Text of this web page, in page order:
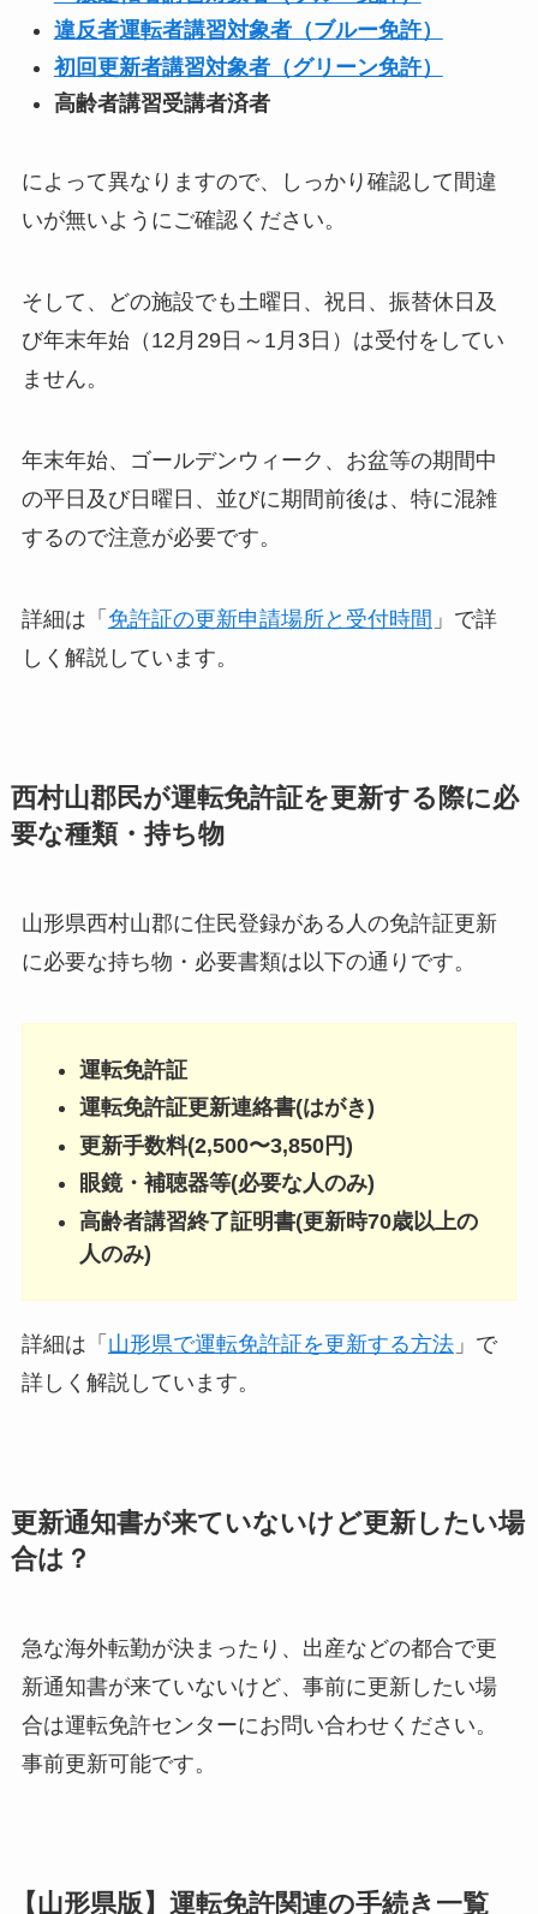
違反者運転者講習対象者（ブルー免許）
初回更新者講習対象者（グリーン免許）
高齢者講習受講者済者
によって異なりますので、しっかり確認して間違
いが無いようにご確認ください。
そして、どの施設でも土曜日、祝日、振替休日及
び年末年始（12月29日～1月3日）は受付をしてい
ません。
年末年始、ゴールデンウィーク、お盆等の期間中
の平日及び日曜日、並びに期間前後は、特に混雑
するので注意が必要です。
詳細は「 免許証の更新申請場所と受付時間 」で詳
しく解説しています。
西村山郡民が運転免許証を更新する際に必
要な種類・持ち物
山形県西村山郡に住民登録がある人の免許証更新
に必要な持ち物・必要書類は以下の通りです。
運転免許証
運転免許証更新連絡書(はがき)
更新手数料(2,500〜3,850円)
眼鏡・補聴器等(必要な人のみ)
高齢者講習終了証明書(更新時70歳以上の
人のみ)
詳細は「 山形県で運転免許証を更新する方法」で
詳しく解説しています。
更新通知書が来ていないけど更新したい場
合は？
急な海外転勤が決まったり、出産などの都合で更
新通知書が来ていないけど、事前に更新したい場
合は運転免許センターにお問い合わせください。
事前更新可能です。
【山形県版】運転免許関連の手続き一覧